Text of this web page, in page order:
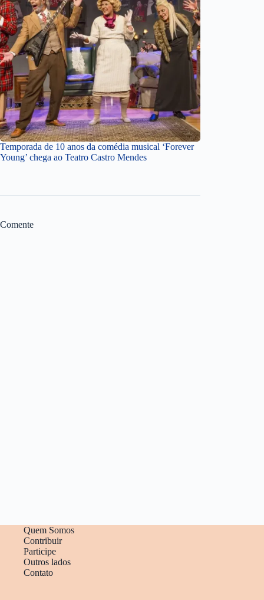
Temporada de 10 anos da comédia musical ‘Forever
Young’ chega ao Teatro Castro Mendes
Comente
Quem Somos
Contribuir
Participe
Outros lados
Contato